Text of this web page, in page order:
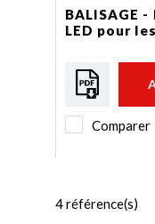
BALISAGE
LED pour
Comparer
4référence(s)